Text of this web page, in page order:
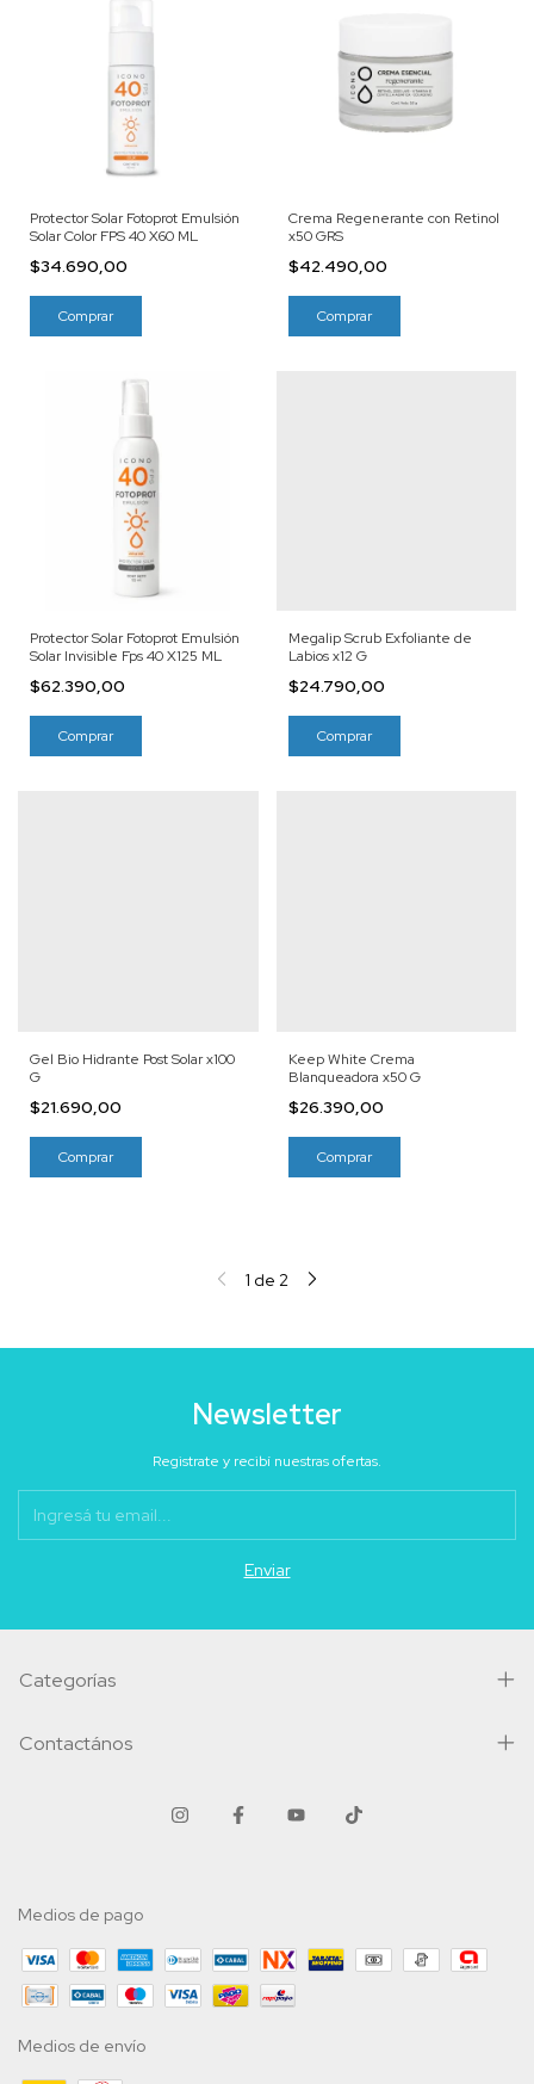
Protector Solar Fotoprot Emulsión
Solar Color FPS 40 X60 ML
$34.690,00
Crema Regenerante con Retinol
x50 GRS
$42.490,00
Protector Solar Fotoprot Emulsión
Solar Invisible Fps 40 X125 ML
$62.390,00
Megalip Scrub Exfoliante de
Labios x12 G
$24.790,00
Gel Bio Hidrante Post Solar x100
G
$21.690,00
Keep White Crema
Blanqueadora x50 G
$26.390,00
1 de 2
Newsletter
Registrate y recibí nuestras ofertas.
Categorías
Contactános
Medios de pago
Medios de envío